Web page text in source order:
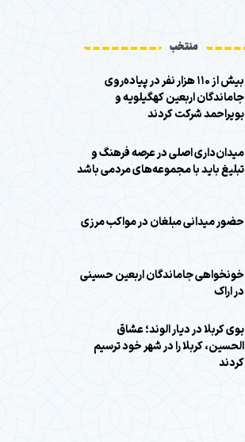
منتخب
بیش از ۱۱۰ هزار نفر در پیاده‌روی
جاماندگان اربعین کهگیلویه و
بویراحمد شرکت کردند
میدان‌داری اصلی در عرصه فرهنگ و
تبلیغ باید با مجموعه‌های مردمی باشد
حضور میدانی مبلغان در مواکب مرزی
خونخواهی جاماندگان اربعین حسینی
در اراک
بوی کربلا در دیار الوند؛ عشاق
الحسین، کربلا را در شهر خود ترسیم
کردند